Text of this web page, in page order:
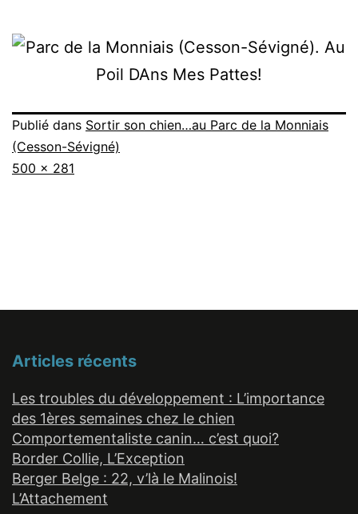
Publié dans Sortir son chien…au Parc de la Monniais
(Cesson-Sévigné)
Taille
500 × 281
Articles récents
Les troubles du développement : L’importance
des 1ères semaines chez le chien
Comportementaliste canin… c’est quoi?
Border Collie, L’Exception
Berger Belge : 22, v’là le Malinois!
L’Attachement